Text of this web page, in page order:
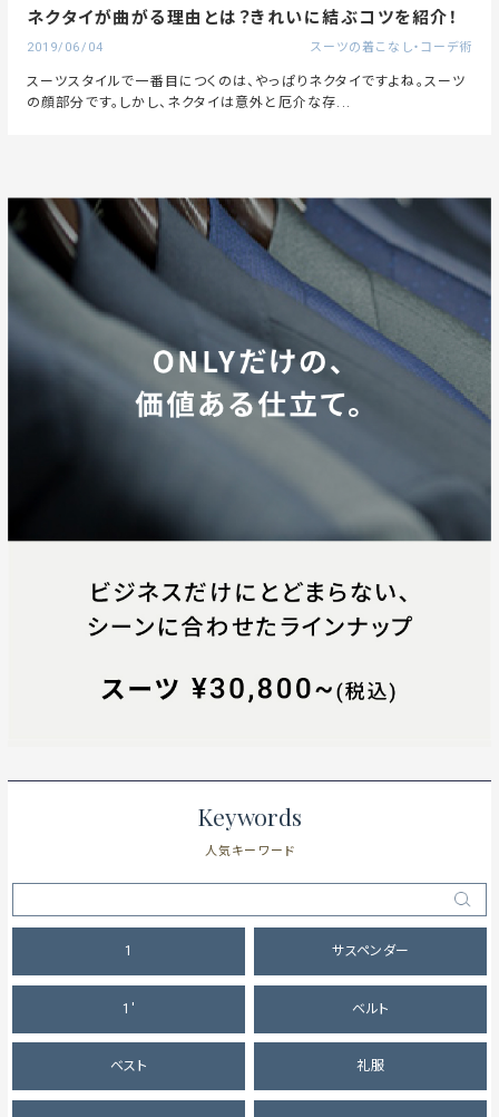
ネクタイが曲がる理由とは？きれいに結ぶコツを紹介！
2019/06/04 スーツの着こなし・コーデ術
スーツスタイルで一番目につくのは、やっぱりネクタイですよね。スーツ
の顔部分です。しかし、ネクタイは意外と厄介な存...
Keywords
人気キーワード
1 サスペンダー
1' ベルト
ベスト 礼服